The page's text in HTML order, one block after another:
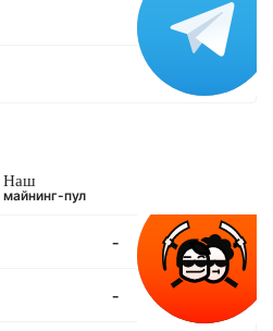
Наш
майнинг-пул
-
-